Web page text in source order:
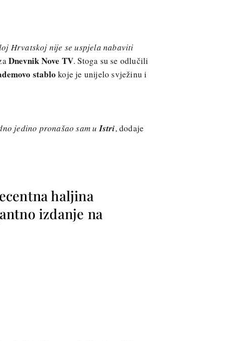
Hrvatskoj nije se uspjela nabaviti
Dnevnik Nove TV. Stoga su se odlučili
stablo koje je unijelo svježinu i
jedino pronašao sam uIstri, dodaje
haljina
izdanje na